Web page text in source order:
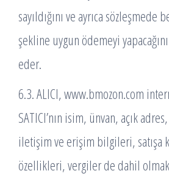
sayıldığını ve ayrıca
şekline uygun ödemeyi
eder.
6.3. ALICI, www.bmozon.com
SATICI’nın isim, ünvan, açık
iletişim ve erişim bilgileri, satışa
özellikleri, vergiler de dahil